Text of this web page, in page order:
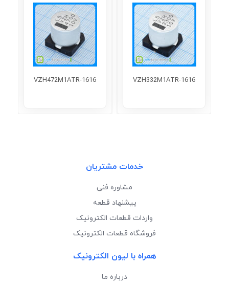
VZH332M1ATR-1616
VZH472M1ATR-1616
خدمات مشتریان
مشاوره فنی
پیشنهاد قطعه
واردات قطعات الکترونیک
فروشگاه قطعات الکترونیک
همراه با لیون الکترونیک
درباره ما